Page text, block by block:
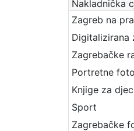
Nakladnička
Zagrebačke
Portretne
Knjige za
Sport
Zagrebačke